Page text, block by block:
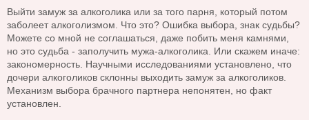
Выйти замуж за алкоголика или за того парня, который потом
заболеет алкоголизмом. Что это? Ошибка выбора, знак судьбы?
Можете со мной не соглашаться, даже побить меня камнями,
но это судьба - заполучить мужа-алкоголика. Или скажем иначе:
закономерность. Научными исследованиями установлено, что
дочери алкоголиков склонны выходить замуж за алкоголиков.
Механизм выбора брачного партнера непонятен, но факт
установлен.